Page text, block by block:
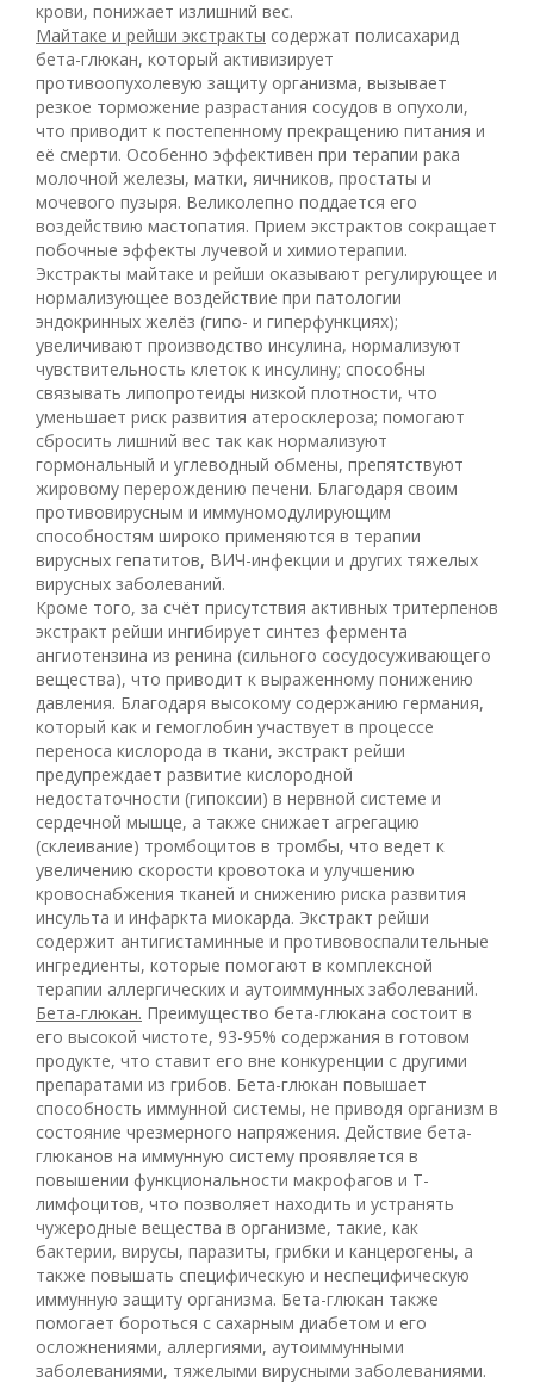
крови, понижает излишний вес.
Майтаке и рейши экстракты содержат полисахарид
бета-глюкан, который активизирует
противоопухолевую защиту организма, вызывает
резкое торможение разрастания сосудов в опухоли,
что приводит к постепенному прекращению питания и
её смерти. Особенно эффективен при терапии рака
молочной железы, матки, яичников, простаты и
мочевого пузыря. Великолепно поддается его
воздействию мастопатия. Прием экстрактов сокращает
побочные эффекты лучевой и химиотерапии.
Экстракты майтаке и рейши оказывают регулирующее и
нормализующее воздействие при патологии
эндокринных желёз (гипо- и гиперфункциях);
увеличивают производство инсулина, нормализуют
чувствительность клеток к инсулину; способны
связывать липопротеиды низкой плотности, что
уменьшает риск развития атеросклероза; помогают
сбросить лишний вес так как нормализуют
гормональный и углеводный обмены, препятствуют
жировому перерождению печени. Благодаря своим
противовирусным и иммуномодулирующим
способностям широко применяются в терапии
вирусных гепатитов, ВИЧ-инфекции и других тяжелых
вирусных заболеваний.
Кроме того, за счёт присутствия активных тритерпенов
экстракт рейши ингибирует синтез фермента
ангиотензина из ренина (сильного сосудосуживающего
вещества), что приводит к выраженному понижению
давления. Благодаря высокому содержанию германия,
который как и гемоглобин участвует в процессе
переноса кислорода в ткани, экстракт рейши
предупреждает развитие кислородной
недостаточности (гипоксии) в нервной системе и
сердечной мышце, а также снижает агрегацию
(склеивание) тромбоцитов в тромбы, что ведет к
увеличению скорости кровотока и улучшению
кровоснабжения тканей и снижению риска развития
инсульта и инфаркта миокарда. Экстракт рейши
содержит антигистаминные и противовоспалительные
ингредиенты, которые помогают в комплексной
терапии аллергических и аутоиммунных заболеваний.
Бета-глюкан. Преимущество бета-глюкана состоит в
его высокой чистоте, 93-95% содержания в готовом
продукте, что ставит его вне конкуренции с другими
препаратами из грибов. Бета-глюкан повышает
способность иммунной системы, не приводя организм в
состояние чрезмерного напряжения. Действие бета-
глюканов на иммунную систему проявляется в
повышении функциональности макрофагов и Т-
лимфоцитов, что позволяет находить и устранять
чужеродные вещества в организме, такие, как
бактерии, вирусы, паразиты, грибки и канцерогены, а
также повышать специфическую и неспецифическую
иммунную защиту организма. Бета-глюкан также
помогает бороться с сахарным диабетом и его
осложнениями, аллергиями, аутоиммунными
заболеваниями, тяжелыми вирусными заболеваниями.